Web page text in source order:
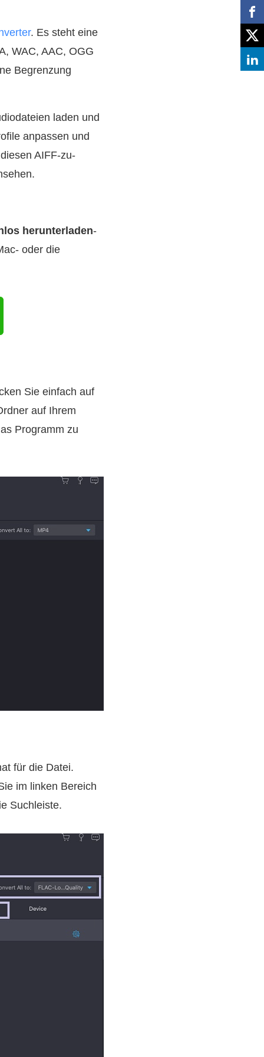
. Es steht eine
WAC, AAC, OGG
Begrenzung
laden und
anpassen und
AIFF-zu-
herunterladen-
oder die
Sie einfach auf
auf Ihrem
Programm zu
für die Datei.
im linken Bereich
Suchleiste.